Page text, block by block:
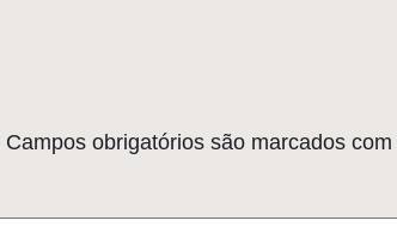
Campos obrigatórios são marcados com